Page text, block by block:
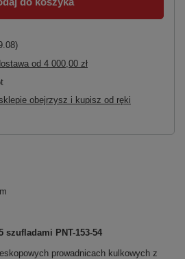
od 4 000,00 zł
obejrzysz i kupisz od ręki
szufladami PNT-153-54
prowadnicach kulkowych z